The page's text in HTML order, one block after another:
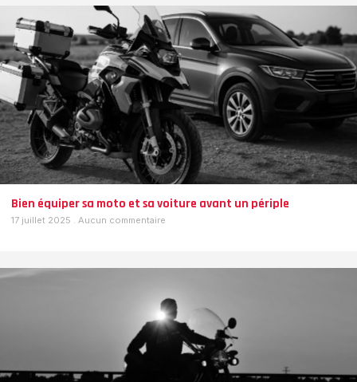
Bien équiper sa moto et sa voiture avant un périple
17 juillet 2025 Aucun commentaire